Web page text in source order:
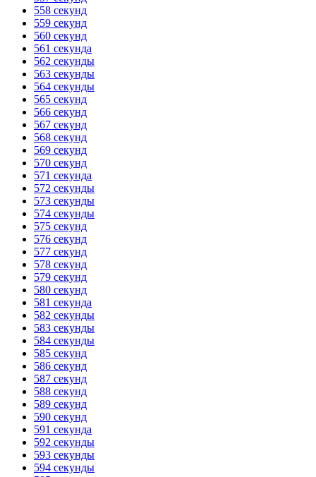
558 секунд
559 секунд
560 секунд
561 секунда
562 секунды
563 секунды
564 секунды
565 секунд
566 секунд
567 секунд
568 секунд
569 секунд
570 секунд
571 секунда
572 секунды
573 секунды
574 секунды
575 секунд
576 секунд
577 секунд
578 секунд
579 секунд
580 секунд
581 секунда
582 секунды
583 секунды
584 секунды
585 секунд
586 секунд
587 секунд
588 секунд
589 секунд
590 секунд
591 секунда
592 секунды
593 секунды
594 секунды